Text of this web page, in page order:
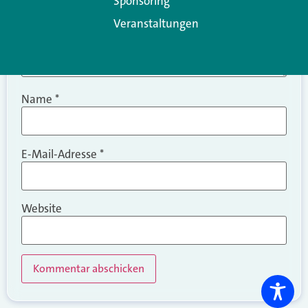
Name *
E-Mail-Adresse *
Website
Alternative:
Veranstaltungen